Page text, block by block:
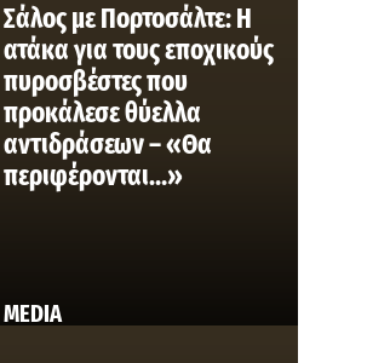
MEDIA
Σάλος με Πορτοσάλτε: Η
ατάκα για τους εποχικούς
πυροσβέστες που
προκάλεσε θύελλα
αντιδράσεων – «Θα
περιφέρονται…»